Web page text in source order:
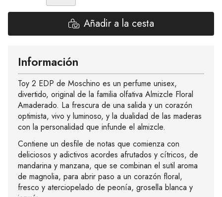
Añadir a la cesta
Información
Toy 2 EDP de Moschino es un perfume unisex,
divertido, original de la familia olfativa Almizcle Floral
Amaderado. La frescura de una salida y un corazón
optimista, vivo y luminoso, y la dualidad de las maderas
con la personalidad que infunde el almizcle.
Contiene un desfile de notas que comienza con
deliciosos y adictivos acordes afrutados y cítricos, de
mandarina y manzana, que se combinan el sutil aroma
de magnolia, para abrir paso a un corazón floral,
fresco y aterciopelado de peonía, grosella blanca y